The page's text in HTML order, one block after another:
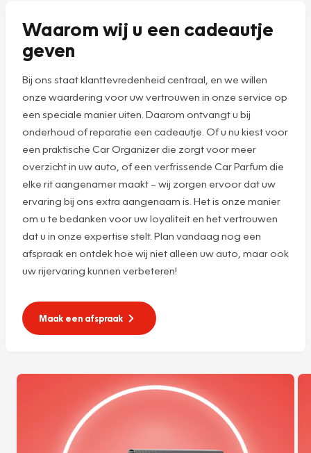
Waarom wij u een cadeautje
geven
Bij ons staat klanttevredenheid centraal, en we willen
onze waardering voor uw vertrouwen in onze service op
een speciale manier uiten. Daarom ontvangt u bij
onderhoud of reparatie een cadeautje. Of u nu kiest voor
een praktische Car Organizer die zorgt voor meer
overzicht in uw auto, of een verfrissende Car Parfum die
elke rit aangenamer maakt – wij zorgen ervoor dat uw
ervaring bij ons extra aangenaam is. Het is onze manier
om u te bedanken voor uw loyaliteit en het vertrouwen
dat u in onze expertise stelt. Plan vandaag nog een
afspraak en ontdek hoe wij niet alleen uw auto, maar ook
uw rijervaring kunnen verbeteren!
Maak een afspraak